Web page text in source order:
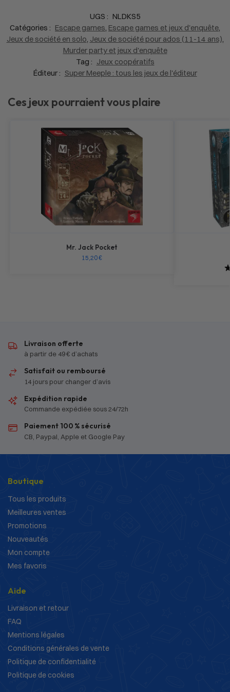
UGS : NLDKS5
Catégories : Escape games, Escape games et jeux d'enquête,
Jeux de société en solo, Jeux de société pour ados (11-14 ans),
Murder party et jeux d'enquête
Tag : Jeux coopératifs
Éditeur : Super Meeple : tous les jeux de l'éditeur
Ces jeux pourraient vous plaire
Mr. Jack Pocket
15,20€
Livraison offerte
à partir de 49 € d’achats
Satisfait ou remboursé
14 jours pour changer d’avis
Expédition rapide
Commande expédiée sous 24/72h
Paiement 100 % sécurisé
CB, Paypal, Apple et Google Pay
Boutique
Tous les produits
Meilleures ventes
Promotions
Nouveautés
Mon compte
Mes favoris
Aide
Livraison et retour
FAQ
Mentions légales
Conditions générales de vente
Politique de confidentialité
Politique de cookies